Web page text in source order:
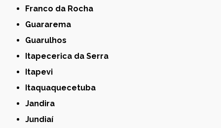
Franco da Rocha
Guararema
Guarulhos
Itapecerica da Serra
Itapevi
Itaquaquecetuba
Jandira
Jundiaí